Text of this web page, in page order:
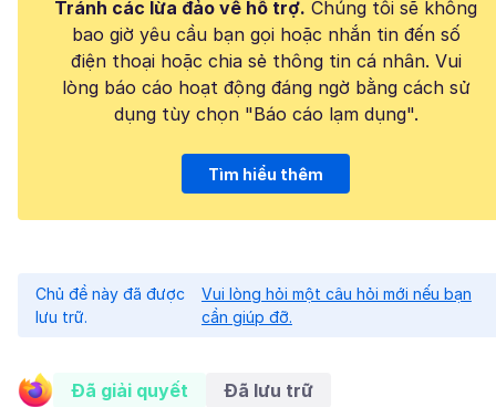
Tránh các lừa đảo về hỗ trợ. Chúng tôi sẽ không
bao giờ yêu cầu bạn gọi hoặc nhắn tin đến số
điện thoại hoặc chia sẻ thông tin cá nhân. Vui
lòng báo cáo hoạt động đáng ngờ bằng cách sử
dụng tùy chọn "Báo cáo lạm dụng".
Tìm hiểu thêm
Chủ đề này đã được
lưu trữ.
Vui lòng hỏi một câu hỏi mới nếu bạn
cần giúp đỡ.
Đã giải quyết Đã lưu trữ